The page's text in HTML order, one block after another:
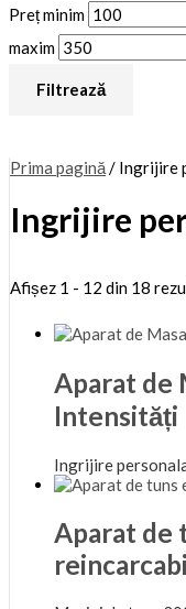
Preț minim
maxim
Filtrează
Prima pagină/ Ingrijire
Ingrijire
Afișez 1 - 12 din 18
Aparat de
Intensități
Ingrijire
Aparat de